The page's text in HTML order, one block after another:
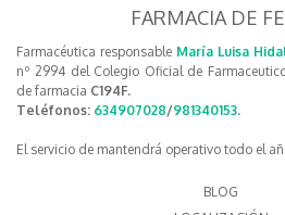
FARMACIA DE
Farmacéutica responsable María Luisa
nº 2994 del Colegio Oficial de
de farmacia C194F.
Teléfonos: 634907028/981340153.
El servicio de mantendrá operativo todo el
BLOG